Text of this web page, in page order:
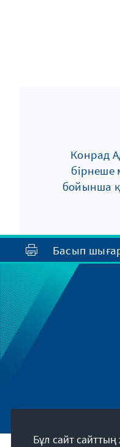
Конрад
бірнеше
бойынша
Басып
Бұл сайт сайттың